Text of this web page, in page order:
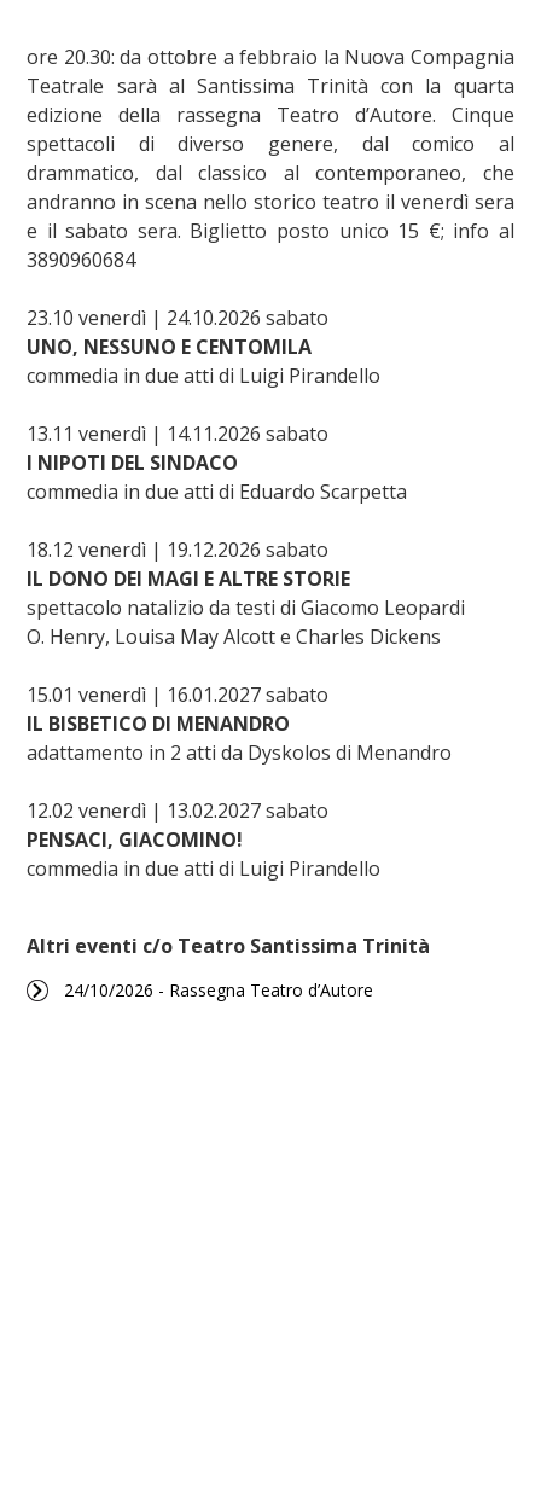
ore 20.30: da ottobre a febbraio la Nuova Compagnia
Teatrale sarà al Santissima Trinità con la quarta
edizione della rassegna Teatro d’Autore. Cinque
spettacoli di diverso genere, dal comico al
drammatico, dal classico al contemporaneo, che
andranno in scena nello storico teatro il venerdì sera
e il sabato sera. Biglietto posto unico 15 €; info al
3890960684
23.10 venerdì | 24.10.2026 sabato
UNO, NESSUNO E CENTOMILA
commedia in due atti di Luigi Pirandello
13.11 venerdì | 14.11.2026 sabato
I NIPOTI DEL SINDACO
commedia in due atti di Eduardo Scarpetta
18.12 venerdì | 19.12.2026 sabato
​IL DONO DEI MAGI E ALTRE STORIE
spettacolo natalizio da testi di Giacomo Leopardi
O. Henry, Louisa May Alcott e Charles Dickens
15.01 venerdì | 16.01.2027 sabato
IL BISBETICO DI MENANDRO
adattamento in 2 atti da Dyskolos di Menandro
12.02 venerdì | 13.02.2027 sabato
PENSACI, GIACOMINO!
commedia in due atti di Luigi Pirandello
Altri eventi c/o Teatro Santissima Trinità
24/10/2026 - Rassegna Teatro d’Autore